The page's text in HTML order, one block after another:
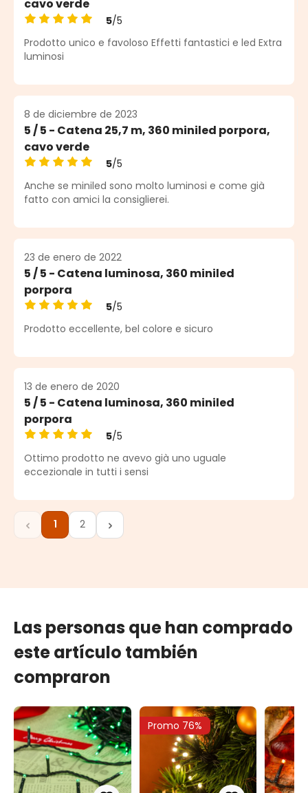
cavo verde
Calificación promedio de 5 de 5 estrellas
5/5
Prodotto unico e favoloso Effetti fantastici e led Extra
luminosi
8 de diciembre de 2023
5 / 5 - Catena 25,7 m, 360 miniled porpora,
cavo verde
Calificación promedio de 5 de 5 estrellas
5/5
Anche se miniled sono molto luminosi e come già
fatto con amici la consiglierei.
23 de enero de 2022
5 / 5 - Catena luminosa, 360 miniled
porpora
Calificación promedio de 5 de 5 estrellas
5/5
Prodotto eccellente, bel colore e sicuro
13 de enero de 2020
5 / 5 - Catena luminosa, 360 miniled
porpora
Calificación promedio de 5 de 5 estrellas
5/5
Ottimo prodotto ne avevo già uno uguale
eccezionale in tutti i sensi
Página
1 Página
2
Las personas que han comprado
este artículo también
compraron
Promo 76%